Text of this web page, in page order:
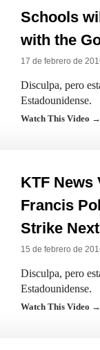
Schools
with the
17 de febrero de
Disculpa, pero
Estadounidense.
Watch This Video →
KTF News
Francis
Strike Next
15 de febrero de
Disculpa, pero
Estadounidense.
Watch This Video →